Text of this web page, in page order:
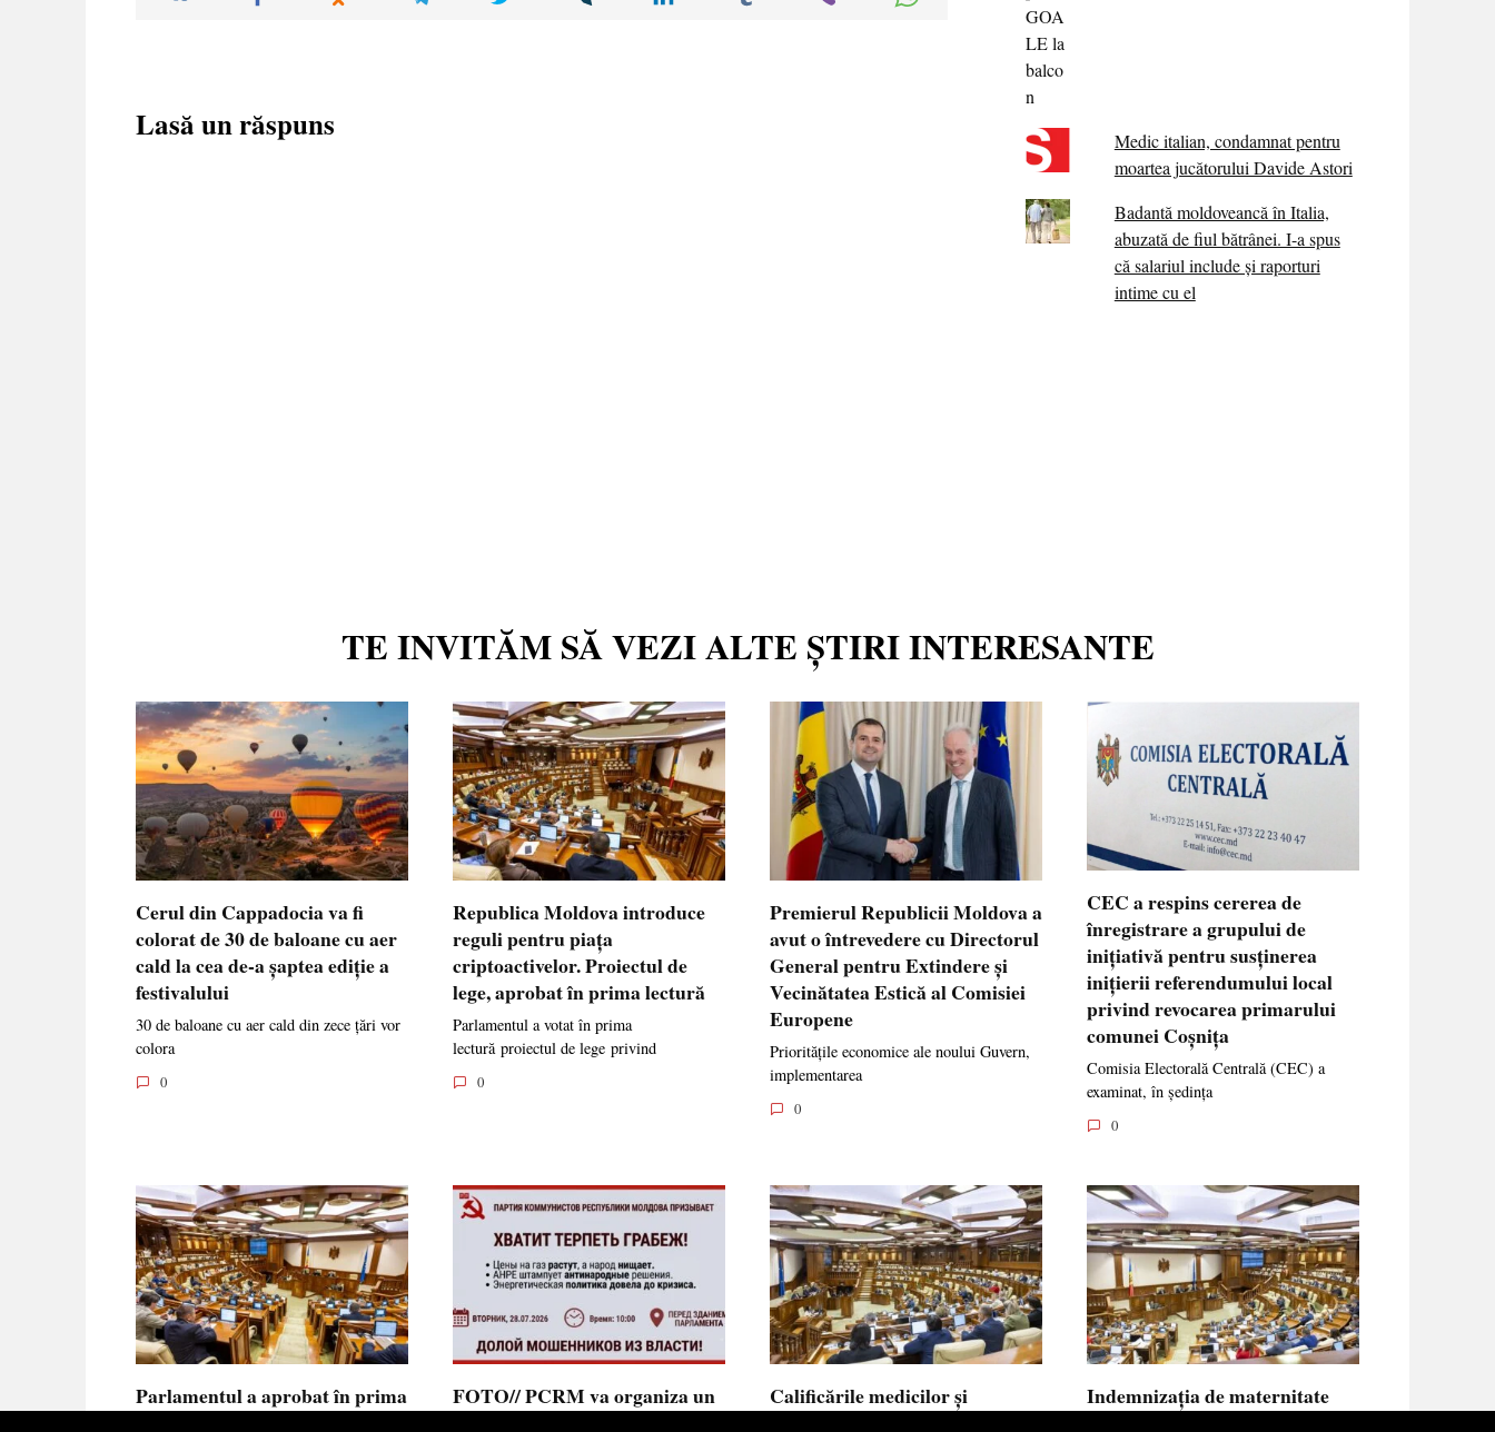
Lasă un răspuns
Medic italian, condamnat pentru
moartea jucătorului Davide Astori
Badantă moldoveancă în Italia,
abuzată de fiul bătrânei. I-a spus
că salariul include și raporturi
intime cu el
TE INVITĂM SĂ VEZI ALTE ȘTIRI INTERESANTE
Cerul din Cappadocia va fi
colorat de 30 de baloane cu aer
cald la cea de-a șaptea ediție a
festivalului
30 de baloane cu aer cald din zece țări vor
colora
0
Republica Moldova introduce
reguli pentru piața
criptoactivelor. Proiectul de
lege, aprobat în prima lectură
Parlamentul a votat în prima
lectură proiectul de lege privind
0
Premierul Republicii Moldova a
avut o întrevedere cu Directorul
General pentru Extindere și
Vecinătatea Estică al Comisiei
Europene
Prioritățile economice ale noului Guvern,
implementarea
0
CEC a respins cererea de
înregistrare a grupului de
inițiativă pentru susținerea
inițierii referendumului local
privind revocarea primarului
comunei Coșnița
Comisia Electorală Centrală (CEC) a
examinat, în ședința
0
Parlamentul a aprobat în prima
FOTO// PCRM va organiza un
Calificările medicilor și
Indemnizația de maternitate